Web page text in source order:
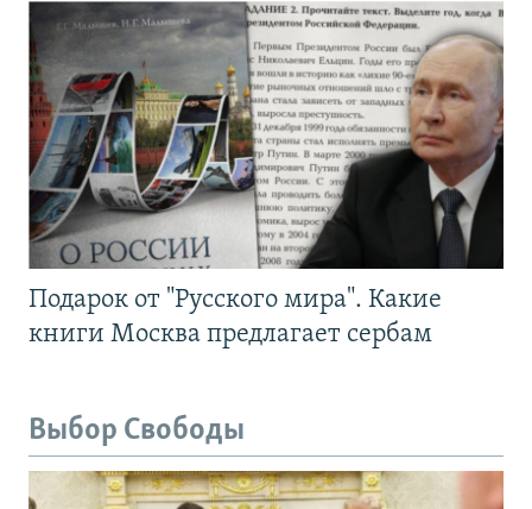
Подарок от "Русского мира". Какие
книги Москва предлагает сербам
Выбор Свободы